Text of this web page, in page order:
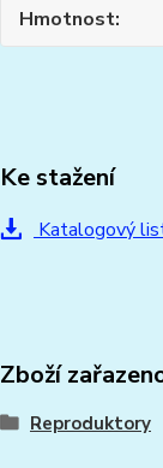
Hmotnost
Ke stažení
Katalogový
Zboží
Reproduktory